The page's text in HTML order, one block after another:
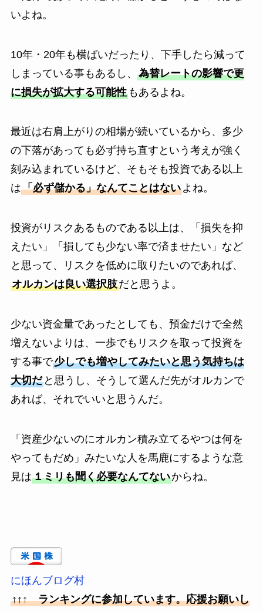
いよね。
10年・20年も横ばいだったり、下手したら減って
しまっている事もあるし、 為替レートの影響で更
に損失が拡大する可能性もあるよね。
最近は右肩上がりの相場が続いているから、多少
の下落があっても必ず持ち直すという考えが強く
刻み込まれているけど、そもそも投資である以上
は「必ず儲かる」なんてことはないよね。
投資がリスクあるものである以上は、「損失を抑
えたい」「損しても少ない率で済ませたい」など
と思って、リスクを低めに取りたいのであれば、
オルカンは良い選択肢だと思うよ。
少ない資金量であったとしても、預金だけで全然
増えないよりは、一歩でもリスクを取って投資を
する事で少しでも増やしてみたいと思う気持ちは
大切だと思うし、そうして選んだ先がオルカンで
あれば、それでいいと思うんだ。
「資産少ないのにオルカン積み立てるやつは何を
やってもだめ」みたいな人を馬鹿にするような意
見は１ミリも聞く必要なんてないからね。
にほんブログ村
↑↑↑ ランキングに参加しています。応援お願いし